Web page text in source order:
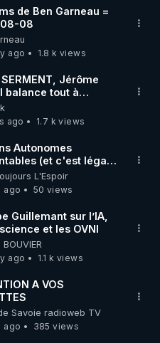
de méditation et
code
de Ben Garneau =
08
ago
1.8 k views
Jérôme
balance tout à
!
ago
1.7 k views
Autonomes
(et c'est légal).
village en
L'Espoir
ago
50 views
Guillemant sur l’IA,
et les OVNI
ago
1.1 k views
A VOS
Savoie radioweb TV
ago
385 views